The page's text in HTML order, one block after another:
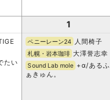
たい
1
ペニーレーン24 人間椅子
札幌・岩本珈琲 大澤誉志幸
Sound Lab mole +α/あるふ
ぁきゅん。